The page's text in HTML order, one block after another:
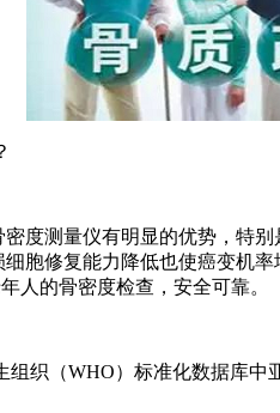
度测量仪有明显的优势，特
胞修复能力降低也使癌变机
人的骨密度检查，安全可靠。
织（WHO）标准化数据库中